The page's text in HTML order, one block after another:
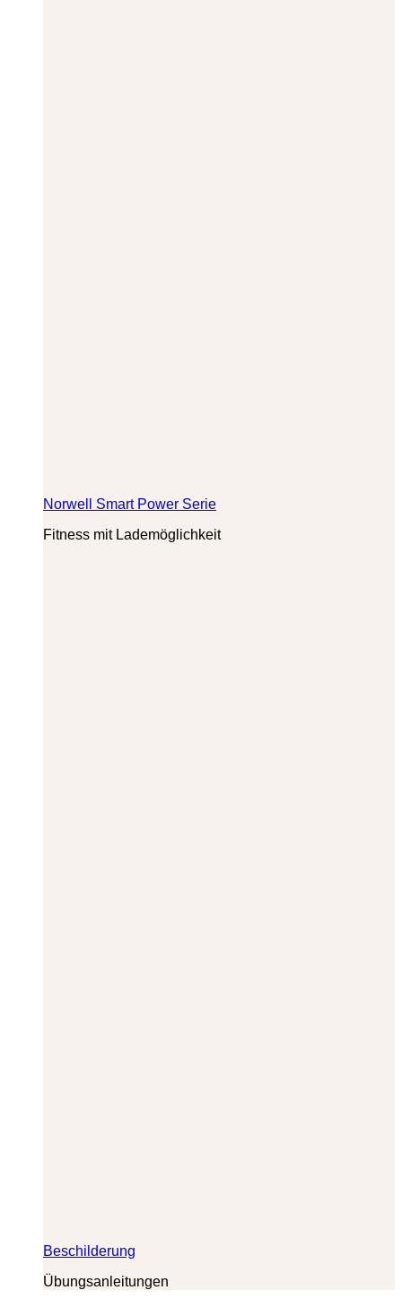
Norwell Smart Power Serie
Fitness mit Lademöglichkeit
Beschilderung
Übungsanleitungen